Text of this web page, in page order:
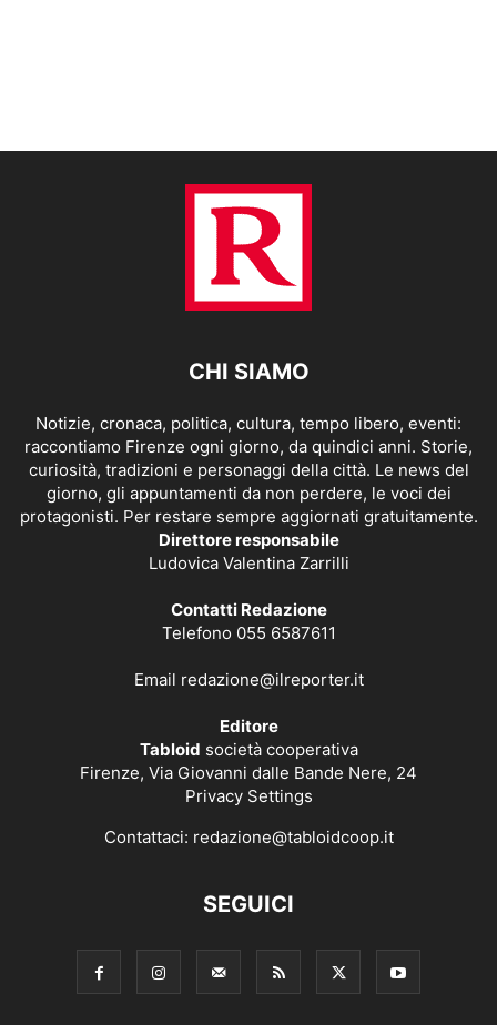
CHI SIAMO
Notizie, cronaca, politica, cultura, tempo libero, eventi:
raccontiamo Firenze ogni giorno, da quindici anni. Storie,
curiosità, tradizioni e personaggi della città. Le news del
giorno, gli appuntamenti da non perdere, le voci dei
protagonisti. Per restare sempre aggiornati gratuitamente.
Direttore responsabile
Ludovica Valentina Zarrilli
Contatti Redazione
Telefono 055 6587611
Email redazione@ilreporter.it
Editore
Tabloid società cooperativa
Firenze, Via Giovanni dalle Bande Nere, 24
Privacy Settings
Contattaci: redazione@tabloidcoop.it
SEGUICI